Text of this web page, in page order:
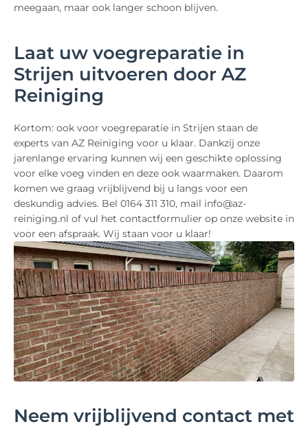
meegaan, maar ook langer schoon blijven.
Laat uw voegreparatie in
Strijen uitvoeren door AZ
Reiniging
Kortom: ook voor voegreparatie in Strijen staan de
experts van AZ Reiniging voor u klaar. Dankzij onze
jarenlange ervaring kunnen wij een geschikte oplossing
voor elke voeg vinden en deze ook waarmaken. Daarom
komen we graag vrijblijvend bij u langs voor een
deskundig advies. Bel 0164 311 310, mail info@az-
reiniging.nl of vul het contactformulier op onze website in
voor een afspraak. Wij staan voor u klaar!
Neem vrijblijvend contact met